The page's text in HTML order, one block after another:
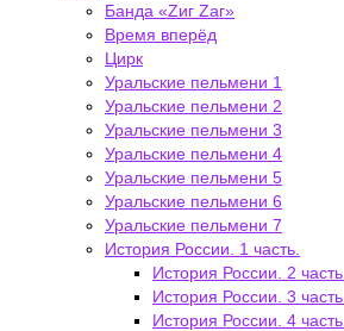
Банда «Zиг Zаг»
Время вперёд
Цирк
Уральские пельмени 1
Уральские пельмени 2
Уральские пельмени 3
Уральские пельмени 4
Уральские пельмени 5
Уральские пельмени 6
Уральские пельмени 7
История России. 1 часть.
История России. 2 часть.
История России. 3 часть.
История России. 4 часть.